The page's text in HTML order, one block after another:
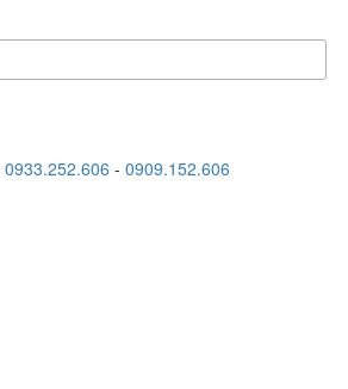
0933.252.606 - 0909.152.606